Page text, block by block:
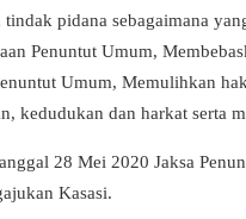
pidana sebagaimana
Penuntut Umum,
Umum, Memulihkan
kedudukan dan harkat serta
28 Mei 2020 Jaksa
Kasasi.